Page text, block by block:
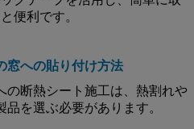
便利です。
窓への貼り付け方法
の断熱シート施工は、熱割れや
を選ぶ必要があります。